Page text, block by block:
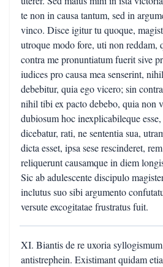
te non in causa tantum, sed in
vinco. Disce igitur tu quoque,
utroque modo fore, uti non reddam,
contra me pronuntiatum fuerit sive
iudices pro causa mea senserint,
debebitur, quia ego vicero; sin
nihil tibi ex pacto debebo, quia non
dubiosum hoc inexplicabileque
dicebatur, rati, ne sententia sua,
dicta esset, ipsa sese rescinderet,
reliquerunt causamque in diem
Sic ab adulescente discipulo
inclutus suo sibi argumento
versute excogitatae frustratus fuit.
XI. Biantis de re uxoria
antistrephein. Existimant quidam